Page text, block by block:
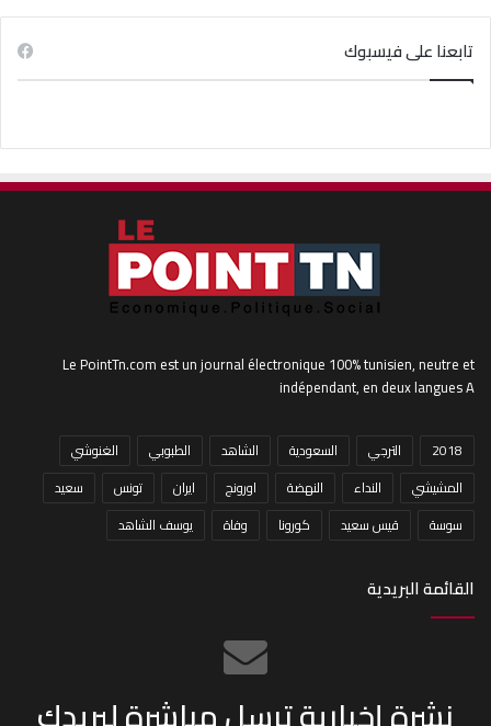
تابعنا على فيسبوك
Le PointTn.com est un journal électronique 100% tunisien, neutre et
indépendant, en deux langues A
2018 الترجي السعودية الشاهد الطبوبي
الغنوشي
المشيشي
النداء النهضة اورونج ايران تونس
سعيد
سوسة
قيس سعيد كورونا وفاة يوسف الشاهد
القائمة البريدية